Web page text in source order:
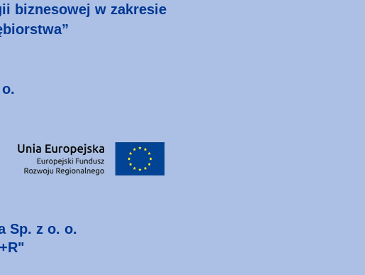
biznesowej w zakresie
Sp. z o. o.